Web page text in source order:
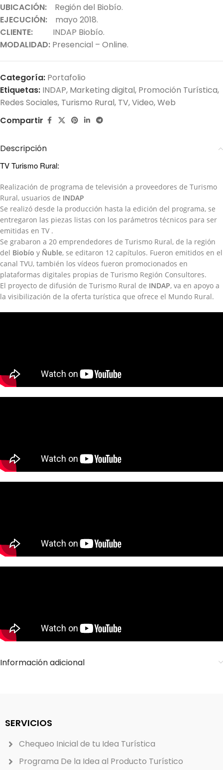
UBICACIÓN: Región del Biobío.
EJECUCIÓN: mayo 2018.
CLIENTE: INDAP Biobío.
MODALIDAD: Presencial – Online.
Categoría: Portafolio
Etiquetas: INDAP, Marketing digital, Promoción Turística,
Redes Sociales, Turismo Rural, TV,Video,Web
Compartir
Descripción
TV Turismo Rural:
Realización de programa de televisión a proveedores de Turismo
Rural, usuarios de INDAP
Se realizó desde la producción hasta la edición del programa, se
entregaron las piezas listas con los parámetros técnicos para ser
emitidas en TV .
Se grabaron a 20 emprendedores de Turismo Rural, de la región
del Biobío y Ñuble, se editaron 12 capítulos. Fueron emitidos en el
canal TVU, también los vídeos fueron promocionados en
plataformas digitales propias de Turismo Región Consultores.
El proyecto de difusión de Turismo Rural de INDAP, va en apoyo a
la visibilización de la oferta turística que ofrece el Mundo Rural.
Información adicional
SERVICIOS
Chequeo Inicial de tu Idea Turística
Programa De la Idea al Producto Turístico